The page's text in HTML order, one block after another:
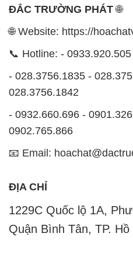
ĐẮC TRƯỜNG PHÁT🌐
🌐 Website: https://
📞 Hotline: -
- 028.3756.1835 -
028.3756.1842
- 0932.660.696 -
0902.765.866
📧 Email:
ĐỊA CHỈ
1229C Quốc lộ 1A,
Quận Bình Tân, TP.